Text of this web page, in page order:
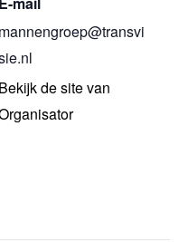
mannengroep@transvi
Bekijk de site van